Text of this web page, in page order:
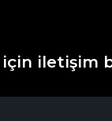
için iletişim